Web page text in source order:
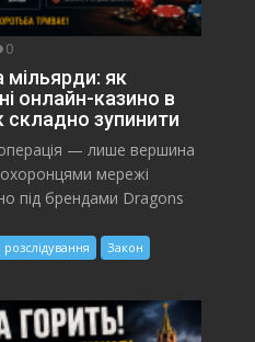
0
мільярди: як
онлайн-казино в
складно зупинити
— лише вершина
мережі
під брендами Dragons
розслідування
Закон